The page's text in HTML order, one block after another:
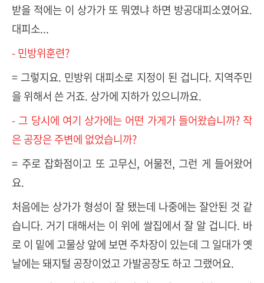
받을 적에는 이 상가가 또 뭐였냐 하면 방공대피소였어요.
대피소...
- 민방위훈련?
= 그렇지요. 민방위 대피소로 지정이 된 겁니다. 지역주민
을 위해서 쓴 거죠. 상가에 지하가 있으니까요.
- 그 당시에 여기 상가에는 어떤 가게가 들어왔습니까? 작
은 공장은 주변에 없었습니까?
= 주로 잡화점이고 또 고무신, 어물전, 그런 게 들어왔어
요.
처음에는 상가가 형성이 잘 됐는데 나중에는 잘안된 것 같
습니다. 거기 대해서는 이 위에 쌀집에서 잘 알 겁니다. 바
로 이 밑에 고물상 앞에 보면 주차장이 있는데 그 일대가 옛
날에는 돼지털 공장이었고 가발공장도 하고 그랬어요.